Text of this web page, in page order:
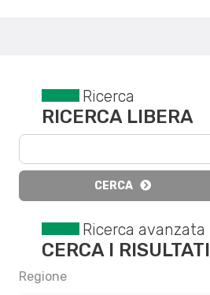
Ricerca
RICERCA LIBERA
CERCA
Ricerca avanzata
CERCA I RISULTATI
Regione